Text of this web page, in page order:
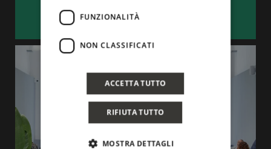
FUNZIONALITÀ
NON CLASSIFICATI
ACCETTA TUTTO
RIFIUTA TUTTO
MOSTRA DETTAGLI